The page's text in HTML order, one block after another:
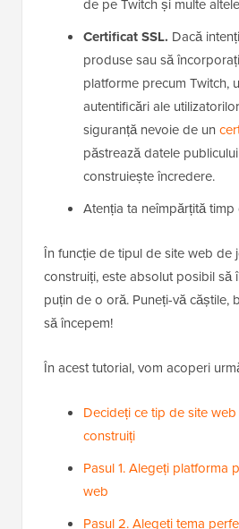
de pe Twitch și multe
Certificat SSL. Dacă
produse sau să
platforme precum Twitch,
autentificări ale
siguranță nevoie de un
păstrează datele
construiește încredere.
Atenția ta neîmpărțită timp
În funcție de tipul de site web de
construiți, este absolut posibil să
puțin de o oră. Puneți-vă căștile,
să începem!
În acest tutorial, vom acoperi
Decideți ce tip de site
construiți
Pasul 1. Alegeți platforma
web
Pasul 2. Alegeți tema